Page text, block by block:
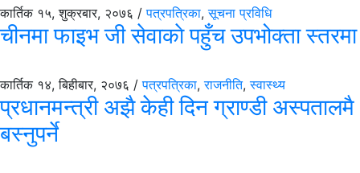
कार्तिक १५, शुक्रबार, २०७६ /पत्रपत्रिका,सूचना प्रविधि
चीनमा फाइभ जी सेवाकाे पहुँच उपभोक्ता स्तरमा
कार्तिक १४, बिहीबार, २०७६ /पत्रपत्रिका,राजनीति,स्वास्थ्य
प्रधानमन्त्री अझै केही दिन ग्राण्डी अस्पतालमै
बस्नुपर्ने